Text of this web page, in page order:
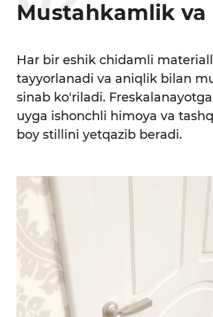
Mustahkamlik va
Har bir eshik chidamli
tayyorlanadi va aniqlik bilan
sinab ko'riladi.
uyga ishonchli himoya va
boy stillini yetqazib beradi.